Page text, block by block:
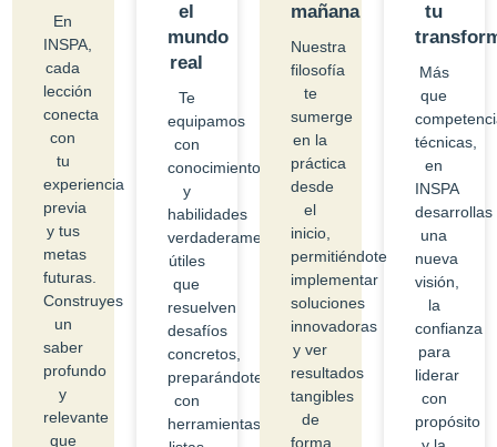
En
INSPA,
cada
lección
conecta
con
tu
experiencia
previa
y tus
metas
futuras.
Construyes
un
saber
profundo
y
relevante
que
el
mundo
real
Te
equipamos
con
conocimientos
y
habilidades
verdaderamente
útiles
que
resuelven
desafíos
concretos,
preparándote
con
herramientas
mañana
Nuestra
filosofía
te
sumerge
en la
práctica
desde
el
inicio,
permitiéndote
implementar
soluciones
innovadoras
y ver
resultados
tangibles
de
forma
tu
Más
que
técnicas,
en
INSPA
desarrollas
una
nueva
visión,
la
confianza
para
liderar
con
propósito